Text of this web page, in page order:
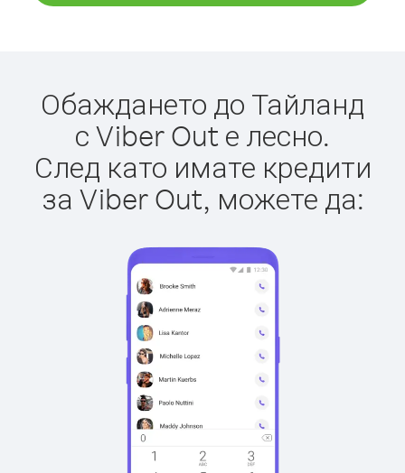
Обаждането до Тайланд
с Viber Out е лесно.
След като имате кредити
за Viber Out, можете да: